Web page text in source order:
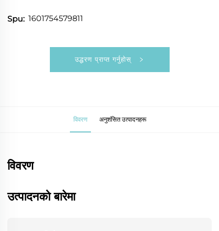
Spu: 1601754579811
उद्धरण प्राप्त गर्नुहोस्
विवरण अनुशंसित उत्पादनहरू
विवरण
उत्पादनको बारेमा